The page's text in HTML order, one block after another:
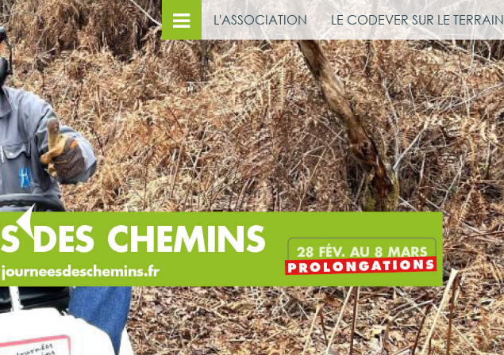
L'ASSOCIATION LE CODEVER SUR LE TERRAIN